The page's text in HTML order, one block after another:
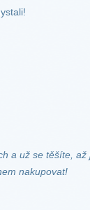
a už se těšíte, až
nakupovat!